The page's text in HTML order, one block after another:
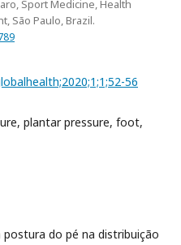
Sport Medicine, Health
São Paulo, Brazil.
56
plantar pressure, foot,
do pé na distribuição